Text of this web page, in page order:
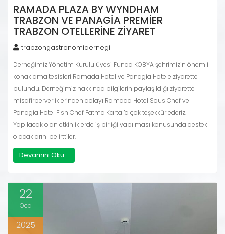
RAMADA PLAZA BY WYNDHAM
TRABZON VE PANAGIA PREMIER
TRABZON OTELLERINE ZIYARET
trabzongastronomidernegi
Derneğimiz Yönetim Kurulu üyesi Funda KOBYA şehrimizin önemli
konaklama tesisleri Ramada Hotel ve Panagia Hotele ziyarette
bulundu. Derneğimiz hakkında bilgilerin paylaşıldığı ziyarette
misafirperverliklerinden dolayı Ramada Hotel Sous Chef ve
Panagia Hotel Fish Chef Fatma Kartal’a çok teşekkür ederiz.
Yapılacak olan etkinliklerde iş birliği yapılması konusunda destek
olacaklarını belirttiler.
Devamını Oku...
22
Oca
2025